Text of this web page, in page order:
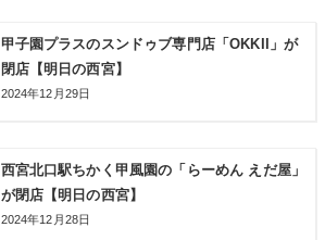
甲子園プラスのスンドゥブ専門店「OKKII」が
閉店【明日の西宮】
2024年12月29日
西宮北口駅ちかく甲風園の「らーめん えだ屋」
が閉店【明日の西宮】
2024年12月28日